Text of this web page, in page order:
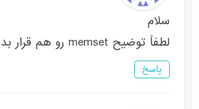
سلام
لطفاً توضیح memset رو هم قرار بدید
پاسخ